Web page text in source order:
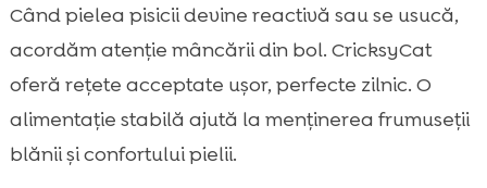
Când pielea pisicii devine reactivă sau se usucă,
acordăm atenție mâncării din bol. CricksyCat
oferă rețete acceptate ușor, perfecte zilnic. O
alimentație stabilă ajută la menținerea frumuseții
blănii și confortului pielii.